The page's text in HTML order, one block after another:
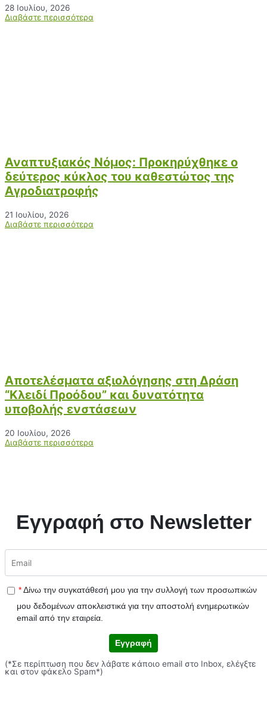
28 Ιουλίου, 2026
Διαβάστε περισσότερα
Αναπτυξιακός Νόμος: Προκηρύχθηκε ο
δεύτερος κύκλος του καθεστώτος της
Αγροδιατροφής
21 Ιουλίου, 2026
Διαβάστε περισσότερα
Αποτελέσματα αξιολόγησης στη Δράση
“Κλειδί Προόδου” και δυνατότητα
υποβολής ενστάσεων
20 Ιουλίου, 2026
Διαβάστε περισσότερα
Εγγραφή στο Newsletter
* Δίνω την συγκατάθεσή μου για την συλλογή των προσωπικών
μου δεδομένων αποκλειστικά για την αποστολή ενημερωτικών
email από την εταιρεία.
Εγγραφή
(*Σε περίπτωση που δεν λάβατε κάποιο email στο Inbox, ελέγξτε
και στον φάκελο Spam*)